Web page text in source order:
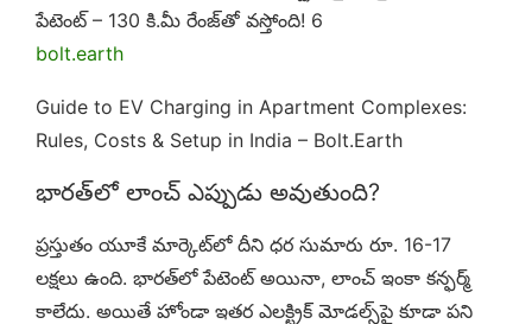
పేటెంట్ – 130 కి.మీ రేంజ్‌తో వస్తోంది! 6
bolt.earth
Guide to EV Charging in Apartment Complexes:
Rules, Costs & Setup in India – Bolt.Earth
భారత్‌లో లాంచ్ ఎప్పుడు అవుతుంది?
ప్రస్తుతం యూకే మార్కెట్‌లో దీని ధర సుమారు రూ. 16-17
లక్షలు ఉంది. భారత్‌లో పేటెంట్ అయినా, లాంచ్ ఇంకా కన్ఫర్మ్
కాలేదు. అయితే హోండా ఇతర ఎలక్ట్రిక్ మోడల్స్‌పై కూడా పని